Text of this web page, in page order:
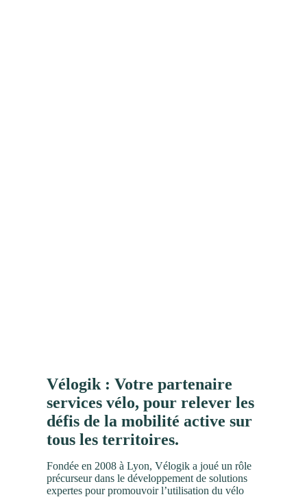
Vélogik : Votre partenaire
services vélo, pour relever les
défis de la mobilité active sur
tous les territoires.
Fondée en 2008 à Lyon, Vélogik a joué un rôle
précurseur dans le développement de solutions
expertes pour promouvoir l’utilisation du vélo